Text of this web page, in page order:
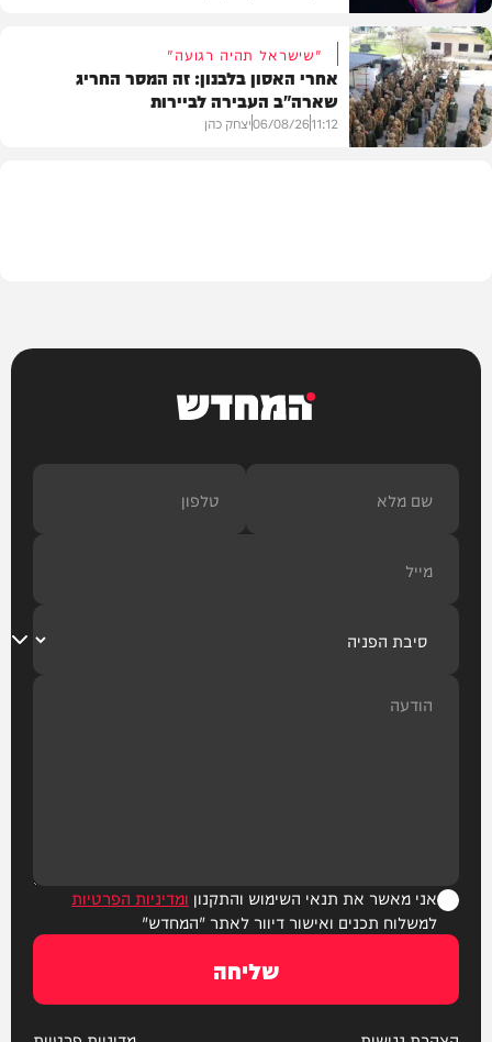
בעולם
"שישראל תהיה רגועה"
אחרי האסון בלבנון: זה המסר החריג
שארה"ב העבירה לביירות
11:12
06/08/26יצחק כהן
המחדש
אני מאשר את תנאי השימוש והתקנון ומדיניות הפרטיות
למשלוח תכנים ואישור דיוור לאתר "המחדש"
שליחה